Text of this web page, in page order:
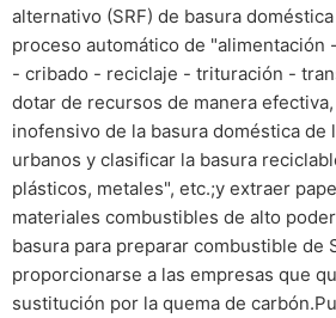
alternativo (SRF) de basura
proceso automático de "alimentación
- cribado - reciclaje - trituración -
dotar de recursos de manera
inofensivo de la basura doméstica de
urbanos y clasificar la basura
plásticos, metales", etc.;y extraer
materiales combustibles de alto
basura para preparar combustible de
proporcionarse a las empresas que
sustitución por la quema de